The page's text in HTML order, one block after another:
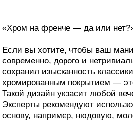
«Хром на френче — да или
Если вы хотите, чтобы ваш
современно, дорого и
сохранил изысканность
хромированным покрытием —
Такой дизайн украсит любой
Эксперты рекомендуют
основу, например, нюдовую,